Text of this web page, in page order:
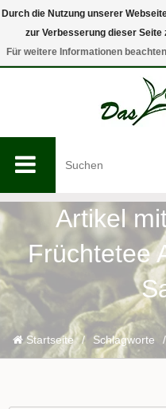
0
Artikel
Früchtetee
Startseite / Schlagworte /
Durch die Nutzung unserer
zur Verbesserung dieser Seite
Für weitere Informationen